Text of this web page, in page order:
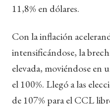
11,8% en dólares.
Con la inflación
intensificándose, la
elevada, moviéndose en
el 100%. Llegó a las
de 107% para el CCL